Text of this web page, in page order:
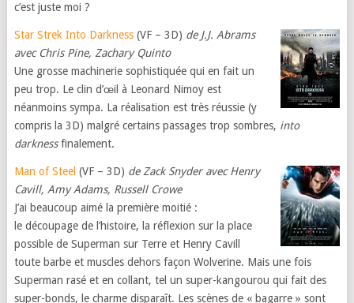
c’est juste moi ?
Star Strek Into Darkness(VF – 3D) de J.J. Abrams
avec Chris Pine, Zachary Quinto
Une grosse machinerie sophistiquée qui en fait un
peu trop. Le clin d’œil à Leonard Nimoy est
néanmoins sympa. La réalisation est très réussie (y
compris la 3D) malgré certains passages trop sombres, into
darknessfinalement.
Man of Steel (VF – 3D) de Zack Snyder avec Henry
Cavill, Amy Adams, Russell Crowe
J’ai beaucoup aimé la première moitié :
le découpage de l’histoire, la réflexion sur la place
possible de Superman sur Terre et Henry Cavill
toute barbe et muscles dehors façon Wolverine. Mais une fois
Superman rasé et en collant, tel un super-kangourou qui fait des
super-bonds, le charme disparaît. Les scènes de « bagarre » sont